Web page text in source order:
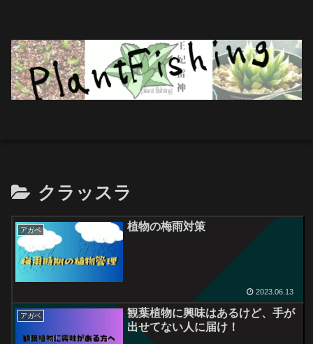
クラッスラ
アガベ 植物の梅雨対策
2023.06.13
アガベ
観葉植物に興味はあるけど、手が
出せてない人に届け！